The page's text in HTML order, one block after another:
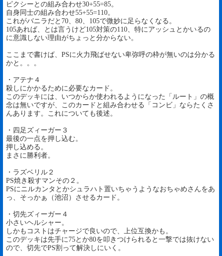
ピクシーとの組み合わせ30+55=85。
自身同士の組み合わせ55+55=110。
これがバニラだと70、80、105で微妙に足らなくなる。
105あれば、とは言うけど105対策の110、特にアッシュとかいるの
に意識しない理由がちょっと分からない。
ここまで書けば、PSに火力飛ばせない卑弥呼の枠が無いのは分かる
かと。。。
・アテナ４
殺しにかかるために必要なカード。
このデッキには、いつからか使われるようになった「ルート」の概
念は無いですが、このカードと組み合わせる「コンビ」ならたくさ
んあります。これについても後述。
・四足ズィーガー３
最後の一点を押し込む。
押し込める。
まさに勝利者。
・ラズベリル２
PS焼き殺すマンその２。
PSにニルカンタとかシュラハト置いちゃうようなおちゃめさんをあ
っ、そっかぁ（池沼）させるカード。
・切先ズィーガー４
小さいヘルシャー。
しかもコストはチャージで良いので、上位互換かも。
このデッキは先手に75とか80を叩きつけられると一撃では抜けない
ので、切先でPS割って解決しにいく。